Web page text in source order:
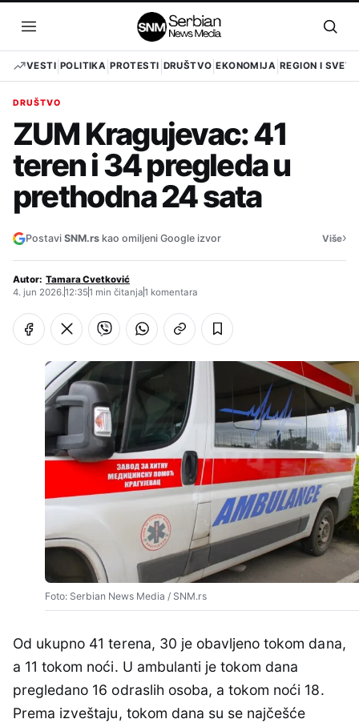
sadržaj
Otvori
meni
VESTI POLITIKA PROTESTI DRUŠTVO EKONOMIJA REGION I SVET
DRUŠTVO
ZUM Kragujevac: 41
teren i 34 pregleda u
prethodna 24 sata
Postavi SNM.rs kao omiljeni Google izvor Više›
Autor: Tamara Cvetković
4. jun 2026.12:351 min čitanja1 komentara
Foto: Serbian News Media / SNM.rs
Od ukupno 41 terena, 30 je obavljeno tokom dana,
a 11 tokom noći. U ambulanti je tokom dana
pregledano 16 odraslih osoba, a tokom noći 18.
Prema izveštaju, tokom dana su se najčešće